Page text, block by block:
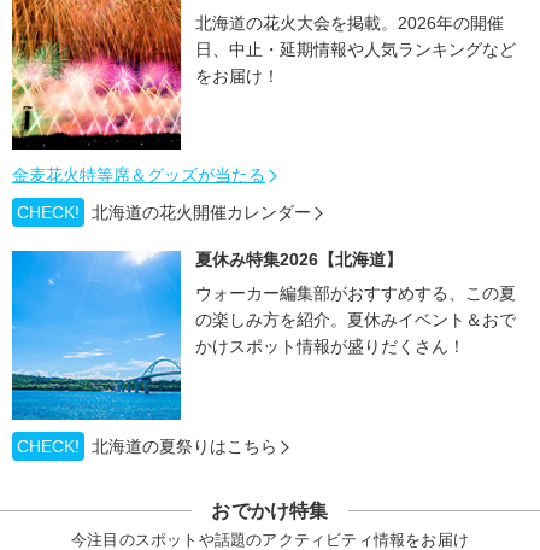
北海道の花火大会を掲載。2026年の開催
日、中止・延期情報や人気ランキングなど
をお届け！
金麦花火特等席＆グッズが当たる
CHECK!
北海道の花火開催カレンダー
夏休み特集2026【北海道】
ウォーカー編集部がおすすめする、この夏
の楽しみ方を紹介。夏休みイベント＆おで
かけスポット情報が盛りだくさん！
CHECK! 北海道の夏祭りはこちら
おでかけ特集
今注目のスポットや話題のアクティビティ情報をお届け